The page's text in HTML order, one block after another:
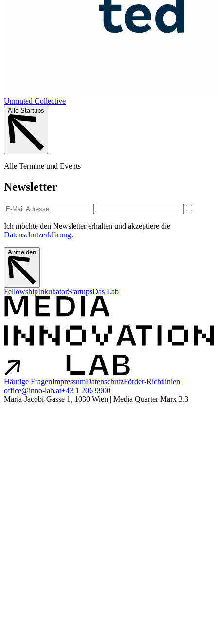
Unmuted Collective
Alle Startups
Alle Termine und Events
Newsletter
Ich möchte den Newsletter erhalten und akzeptiere die
Datenschutzerklärung.
Anmelden
FellowshipInkubatorStartupsDas Lab
Häufige FragenImpressumDatenschutzFörder-Richtlinien
office@inno-lab.at+43 1 206 9900
Maria-Jacobi-Gasse 1, 1030 Wien | Media Quarter Marx 3.3